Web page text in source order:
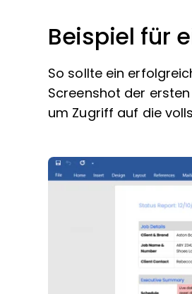
Beispiel für
So sollte ein
Screenshot der
um Zugriff auf die